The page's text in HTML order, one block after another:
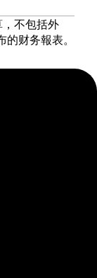
不包括外
财务報表。